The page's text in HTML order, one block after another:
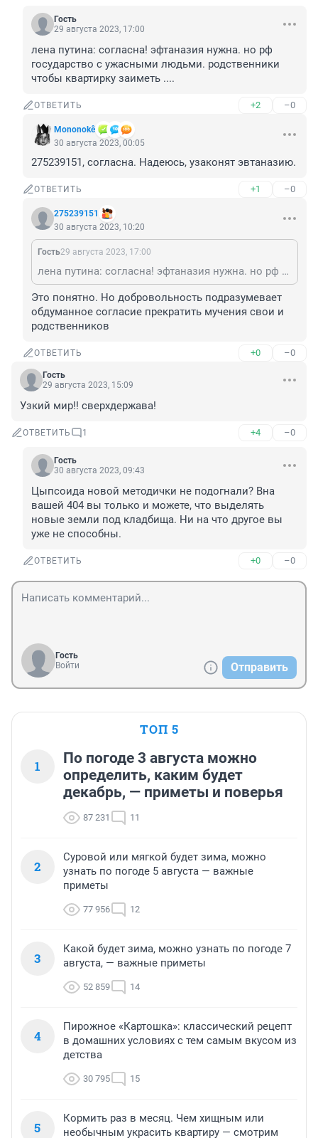
Гость
29 августа 2023, 17:00
лена путина: согласна! эфтаназия нужна. но рф
государство с ужасными людьми. родственники
чтобы квартирку заиметь ....
ОТВЕТИТЬ +2 –0
Mononokê
30 августа 2023, 00:05
275239151, согласна. Надеюсь, узаконят эвтаназию.
ОТВЕТИТЬ +1 –0
275239151
30 августа 2023, 10:20
Гость29 августа 2023, 17:00
лена путина: согласна! эфтаназия нужна. но рф государство с ужасными людьми. родственники чтобы квартирку заиметь ....
Это понятно. Но добровольность подразумевает
обдуманное согласие прекратить мучения свои и
родственников
ОТВЕТИТЬ +0 –0
Гость
29 августа 2023, 15:09
Узкий мир!! сверхдержава!
ОТВЕТИТЬ 1 +4 –0
Гость
30 августа 2023, 09:43
Цыпсоида новой методички не подогнали? Вна
вашей 404 вы только и можете, что выделять
новые земли под кладбища. Ни на что другое вы
уже не способны.
ОТВЕТИТЬ +0 –0
Гость
Войти
Отправить
ТОП 5
1
По погоде 3 августа можно
определить, каким будет
декабрь, — приметы и поверья
87 231 11
2
Суровой или мягкой будет зима, можно
узнать по погоде 5 августа — важные
приметы
77 956 12
3
Какой будет зима, можно узнать по погоде 7
августа, — важные приметы
52 859 14
4
Пирожное «Картошка»: классический рецепт
в домашних условиях с тем самым вкусом из
детства
30 795 15
5
Кормить раз в месяц. Чем хищным или
необычным украсить квартиру — смотрим